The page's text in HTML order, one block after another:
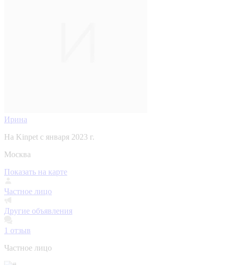
Ирина
На Kinpet c января 2023 г.
Москва
Показать на карте
Частное лицо
Другие объявления
1 отзыв
Частное лицо